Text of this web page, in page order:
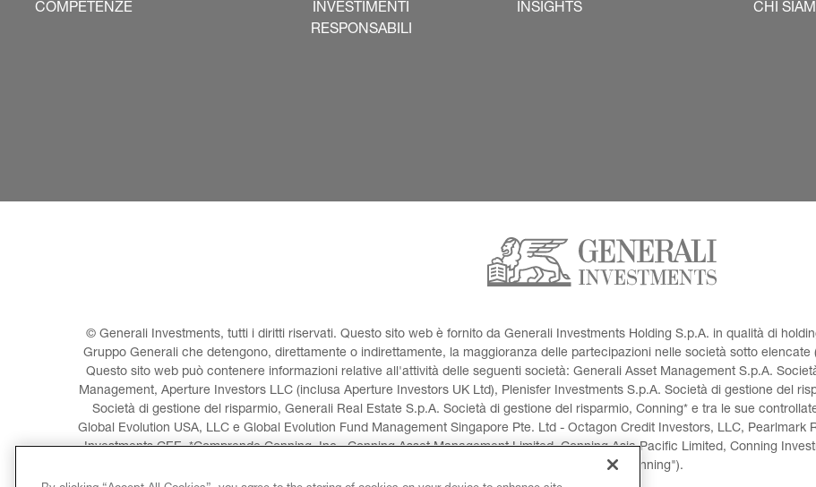
COMPETENZE
INVESTIMENTI
RESPONSABILI
INSIGHTS CHI
© Generali Investments, tutti i diritti riservati. Questo sito web è fornito da Generali Investments Holding S.p.A. in qualità di
Gruppo Generali che detengono, direttamente o indirettamente, la maggioranza delle partecipazioni nelle società sotto
Questo sito web può contenere informazioni relative all'attività delle seguenti società: Generali Asset Management S.p.A.
Management, Aperture Investors LLC (inclusa Aperture Investors UK Ltd), Plenisfer Investments S.p.A. Società di gestione del
Società di gestione del risparmio, Generali Real Estate S.p.A. Società di gestione del risparmio, Conning* e tra le sue
Global Evolution USA, LLC e Global Evolution Fund Management Singapore Pte. Ltd - Octagon Credit Investors, LLC, Pearlmark
Investments CEE. *Comprende Conning, Inc., Conning Asset Management Limited, Conning Asia Pacific Limited, Conning
(collettivamente, "Conning").